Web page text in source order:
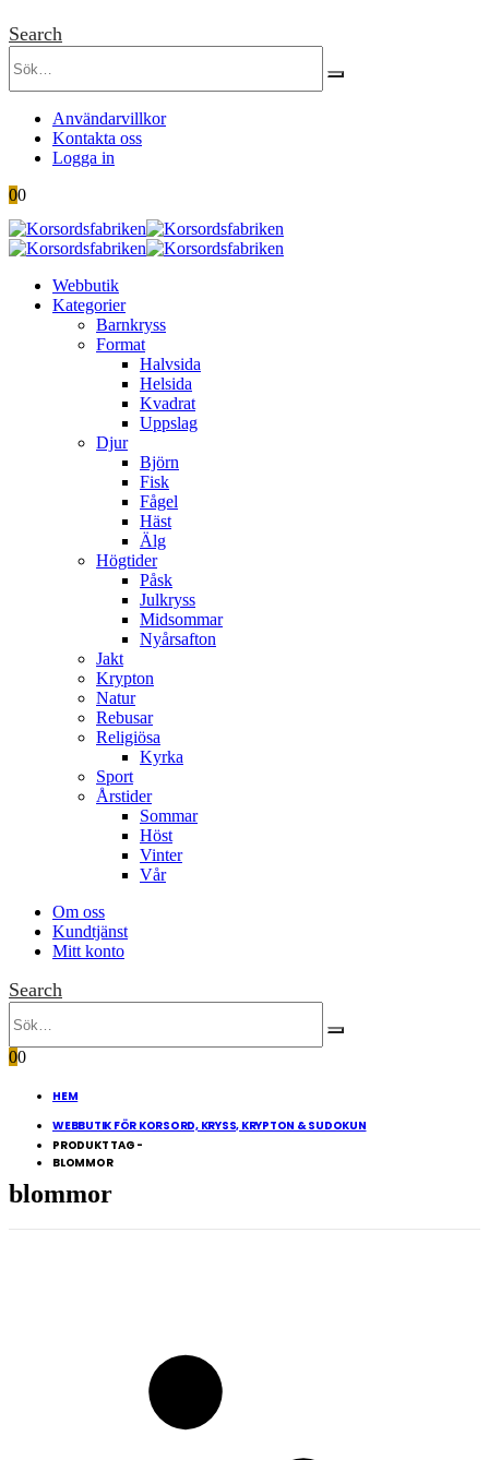
Search
Användarvillkor
Kontakta oss
Logga in
00
Webbutik
Kategorier
Barnkryss
Format
Halvsida
Helsida
Kvadrat
Uppslag
Djur
Björn
Fisk
Fågel
Häst
Älg
Högtider
Påsk
Julkryss
Midsommar
Nyårsafton
Jakt
Krypton
Natur
Rebusar
Religiösa
Kyrka
Sport
Årstider
Sommar
Höst
Vinter
Vår
Om oss
Kundtjänst
Mitt konto
Search
00
HEM
WEBBUTIK FÖR KORSORD, KRYSS, KRYPTON & SUDOKUN
PRODUKT TAG -
BLOMMOR
blommor